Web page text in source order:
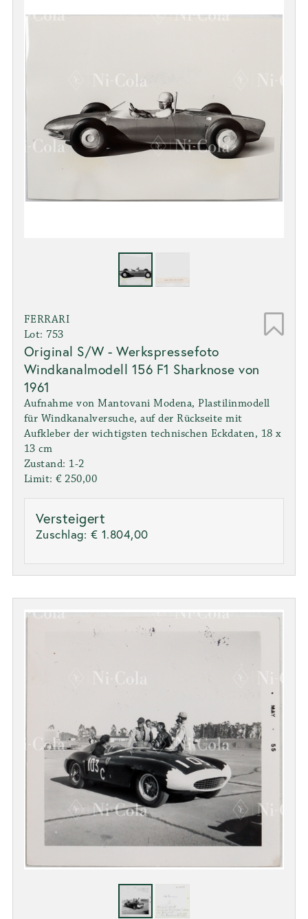
FERRARI
Lot: 753
Original S/W - Werkspressefoto
Windkanalmodell 156 F1 Sharknose von
1961
Aufnahme von Mantovani Modena, Plastilinmodell
für Windkanalversuche, auf der Rückseite mit
Aufkleber der wichtigsten technischen Eckdaten, 18 x
13 cm
Zustand: 1-2
Limit: € 250,00
Versteigert
Zuschlag: € 1.804,00